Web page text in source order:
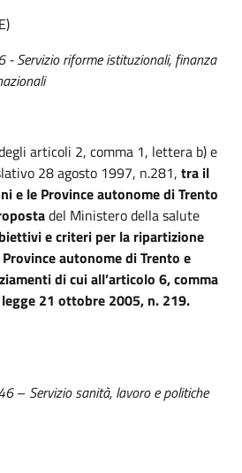
Servizio riforme istituzionali, finanza
articoli 2, comma 1, lettera b) e
28 agosto 1997, n.281, tra il
e le Province autonome di Trento
del Ministero della salute
e criteri per la ripartizione
autonome di Trento e
di cui all’articolo 6, comma
21 ottobre 2005, n. 219.
– Servizio sanità, lavoro e politiche